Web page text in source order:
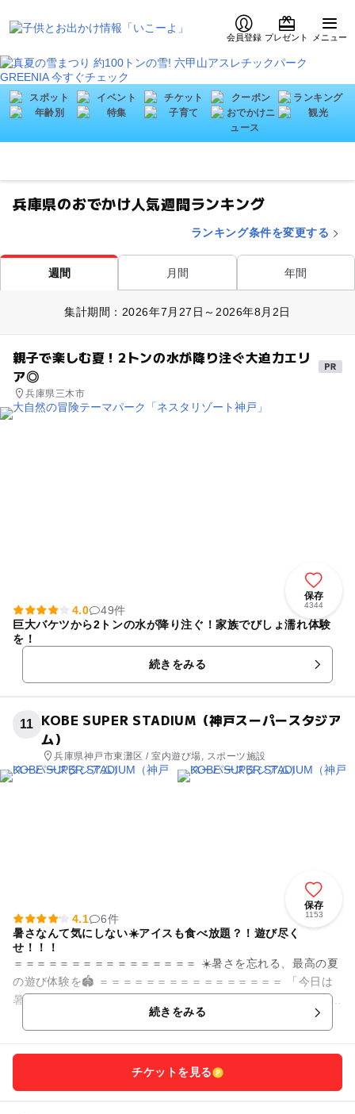
会員登録 プレゼント メニュー
兵庫県のおでかけ人気週間ランキング
ランキング条件を変更する
週間 月間 年間
集計期間：2026年7月27日～2026年8月2日
親子で楽しむ夏！2トンの水が降り注ぐ大迫力エリ
ア◎
兵庫県三木市
保存
4344
4.0
49件
巨大バケツから2トンの水が降り注ぐ！家族でびしょ濡れ体験
を！
続きをみる
11
KOBE SUPER STADIUM（神戸スーパースタジア
ム）
兵庫県神戸市東灘区 / 室内遊び場, スポーツ施設
保存
1153
4.1
6件
暑さなんて気にしない☀️アイスも食べ放題？！遊び尽く
せ！！！
＝＝＝＝＝＝＝＝＝＝＝＝＝＝＝＝ ☀️暑さを忘れる、最高の夏
の遊び体験を🏟️ ＝＝＝＝＝＝＝＝＝＝＝＝＝＝＝＝ 「今日は
暑すぎる…🥵」 「雨でお出かけがなくなっちゃった☔」 そん
続きをみる
チケットを見る